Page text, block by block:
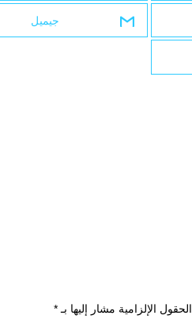
جيميل
الحقول الإلزامية مشار إليها بـ *